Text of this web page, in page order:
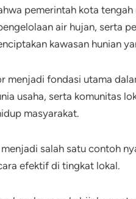
pemerintah kota
air hujan, serta
kawasan hunian
menjadi fondasi utama
usaha, serta komunitas
masyarakat.
salah satu contoh
efektif di tingkat lokal.